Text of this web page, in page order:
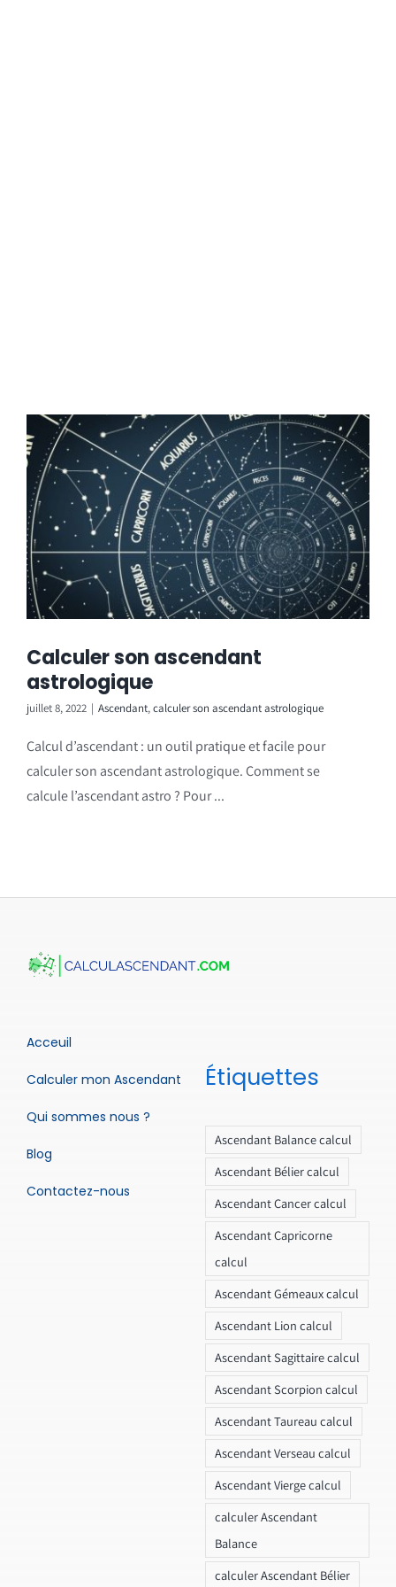
Calculer son ascendant
astrologique
juillet 8, 2022 | Ascendant,calculer son ascendant astrologique
Calcul d’ascendant : un outil pratique et facile pour
calculer son ascendant astrologique. Comment se
calcule l’ascendant astro ? Pour ...
Acceuil
Calculer mon Ascendant
Qui sommes nous ?
Blog
Contactez-nous
Étiquettes
Ascendant Balance calcul
Ascendant Bélier calcul
Ascendant Cancer calcul
Ascendant Capricorne
calcul
Ascendant Gémeaux calcul
Ascendant Lion calcul
Ascendant Sagittaire calcul
Ascendant Scorpion calcul
Ascendant Taureau calcul
Ascendant Verseau calcul
Ascendant Vierge calcul
calculer Ascendant
Balance
calculer Ascendant Bélier